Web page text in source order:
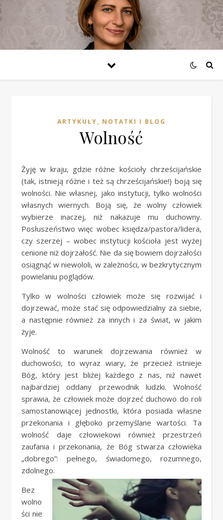
ARTYKUŁY, NOTATKI I BLOG
Wolność
Żyję w kraju, gdzie różne kościoły chrześcijańskie
(tak, istnieją różne i też są chrześcijańskie!) boją się
wolności. Nie własnej, jako instytucji, tylko wolności
własnych wiernych. Boją się, że wolny człowiek
wybierze inaczej, niż nakazuje mu duchowny.
Posłuszeństwo więc wobec księdza/pastora/lidera,
czy szerzej – wobec instytucji kościoła jest wyżej
cenione niż dojrzałość. Nie da się bowiem dojrzałości
osiągnąć w niewololi, w zależności, w bezkrytycznym
powielaniu poglądów.
Tylko w wolności człowiek może się rozwijać i
dojrzewać, może stać się odpowiedzialny za siebie,
a następnie również za innych i za świat, w jakim
żyje.
Wolność to warunek dojrzewania również w
duchowości, to wyraz wiary, że przecież istnieje
Bóg, który jest bliżej każdego z nas, niż nawet
najbardziej oddany przewodnik ludzki. Wolność
sprawia, że człowiek może dojrzeć duchowo do roli
samostanowiącej jednostki, która posiada własne
przekonania i głęboko przemyślane wartości. Ta
wolność daje człowiekowi również przestrzeń
zaufania i przekonania, że Bóg stwarza człowieka
„dobrego”: pełnego, świadomego, rozumnego,
zdolnego.
Bez
wolno
ści nie